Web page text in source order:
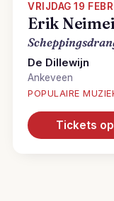
VRIJDAG 19
Erik
De Dillewijn
Ankeveen
POPULAIRE
Tickets